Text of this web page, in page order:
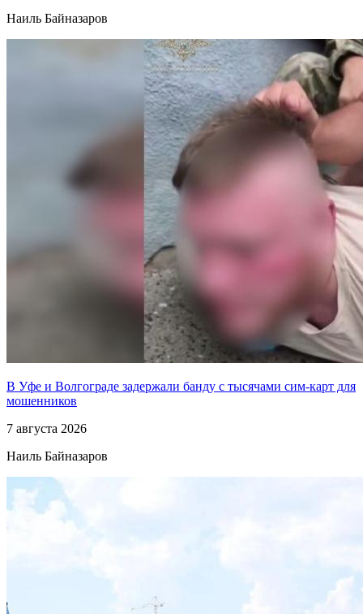
Наиль Байназаров
В Уфе и Волгограде задержали банду с тысячами сим-карт для
мошенников
7 августа 2026
Наиль Байназаров